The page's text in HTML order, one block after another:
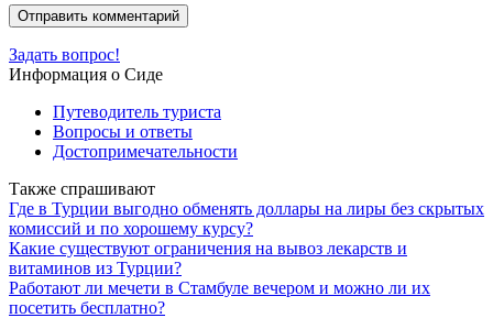
Задать вопрос!
Информация о Сиде
Путеводитель туриста
Вопросы и ответы
Достопримечательности
Также спрашивают
Где в Турции выгодно обменять доллары на лиры без скрытых
комиссий и по хорошему курсу?
Какие существуют ограничения на вывоз лекарств и
витаминов из Турции?
Работают ли мечети в Стамбуле вечером и можно ли их
посетить бесплатно?